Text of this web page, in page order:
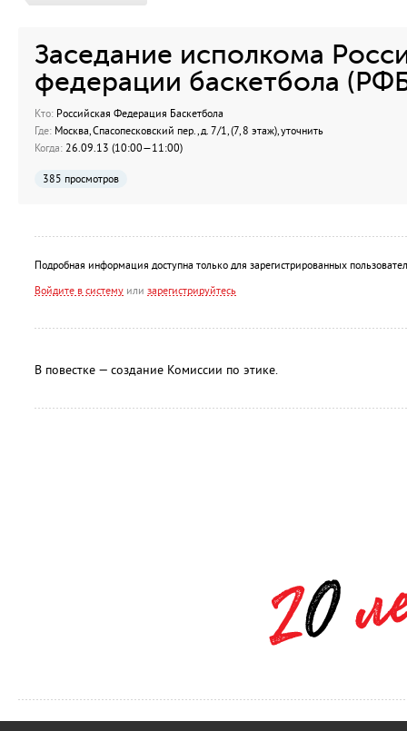
Заседание исполкома
федерации баскетбола
Кто: Российская Федерация Баскетбола
Где: Москва, Спасопесковский пер., д. 7/1, (7, 8 этаж), уточнить
Когда: 26.09.13 (10:00—11:00)
385 просмотров
Подробная информация доступна только для зарегистрированных
Войдите в систему или зарегистрируйтесь
В повестке — создание Комиссии по этике.